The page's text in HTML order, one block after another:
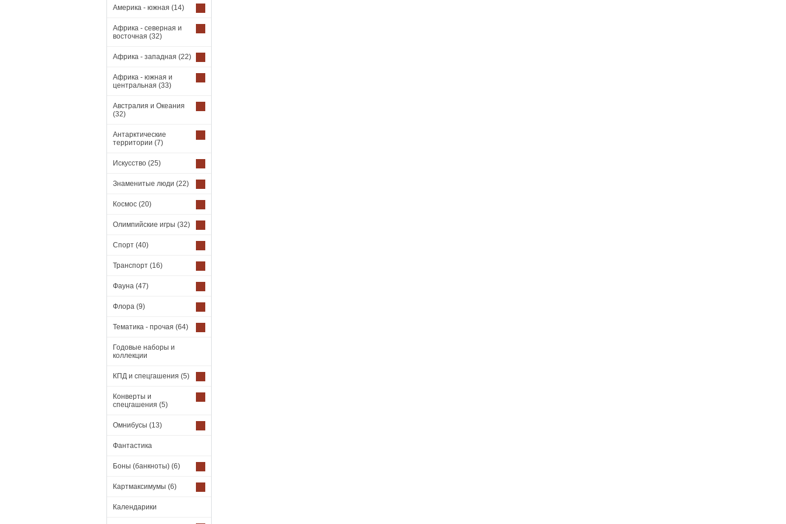
Америка - южная (14)
Африка - северная и
восточная (32)
Африка - западная (22)
Африка - южная и
центральная (33)
Австралия и Океания
(32)
Антарктические
территории (7)
Искусство (25)
Знаменитые люди (22)
Космос (20)
Олимпийские игры (32)
Спорт (40)
Транспорт (16)
Фауна (47)
Флора (9)
Тематика - прочая (64)
Годовые наборы и
коллекции
КПД и спецгашения (5)
Конверты и
спецгашения (5)
Омнибусы (13)
Фантастика
Боны (банкноты) (6)
Картмаксимумы (6)
Календарики